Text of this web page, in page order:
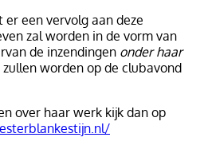
een vervolg aan deze
zal worden in de vorm van
de inzendingen onder haar
worden op de clubavond
over haar werk kijk dan op